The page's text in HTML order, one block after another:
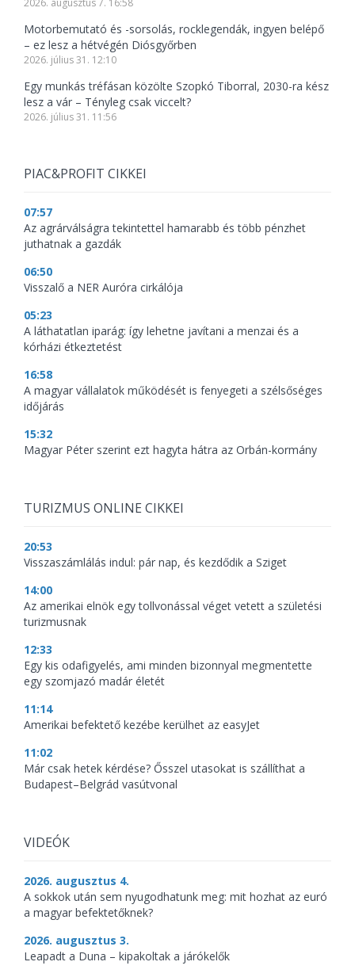
Motorbemutató és -sorsolás, rocklegendák, ingyen belépő
– ez lesz a hétvégén Diósgyőrben
2026. július 31. 12:10
Egy munkás tréfásan közölte Szopkó Tiborral, 2030-ra kész
lesz a vár – Tényleg csak viccelt?
2026. július 31. 11:56
PIAC&PROFIT CIKKEI
07:57
Az agrárválságra tekintettel hamarabb és több pénzhet
juthatnak a gazdák
06:50
Visszalő a NER Auróra cirkálója
05:23
A láthatatlan iparág: így lehetne javítani a menzai és a
kórházi étkeztetést
16:58
A magyar vállalatok működését is fenyegeti a szélsőséges
időjárás
15:32
Magyar Péter szerint ezt hagyta hátra az Orbán-kormány
TURIZMUS ONLINE CIKKEI
20:53
Visszaszámlálás indul: pár nap, és kezdődik a Sziget
14:00
Az amerikai elnök egy tollvonással véget vetett a születési
turizmusnak
12:33
Egy kis odafigyelés, ami minden bizonnyal megmentette
egy szomjazó madár életét
11:14
Amerikai befektető kezébe kerülhet az easyJet
11:02
Már csak hetek kérdése? Ősszel utasokat is szállíthat a
Budapest–Belgrád vasútvonal
VIDEÓK
2026. augusztus 4.
A sokkok után sem nyugodhatunk meg: mit hozhat az euró
a magyar befektetőknek?
2026. augusztus 3.
Leapadt a Duna – kipakoltak a járókelők